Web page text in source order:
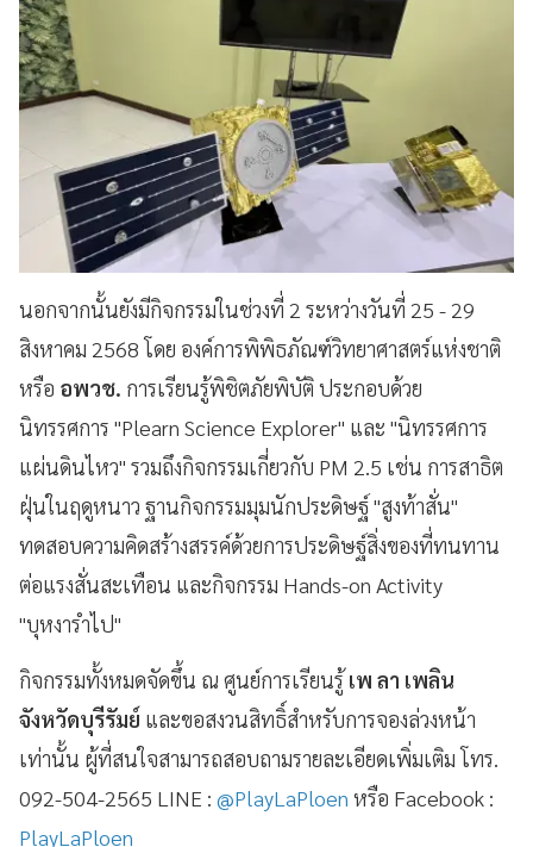
นอกจากนั้นยังมีกิจกรรมในช่วงที่ 2 ระหว่างวันที่ 25 - 29
สิงหาคม 2568 โดย องค์การพิพิธภัณฑ์วิทยาศาสตร์แห่งชาติ
หรือ อพวช. การเรียนรู้พิชิตภัยพิบัติ ประกอบด้วย
นิทรรศการ "Plearn Science Explorer" และ "นิทรรศการ
แผ่นดินไหว" รวมถึงกิจกรรมเกี่ยวกับ PM 2.5 เช่น การสาธิต
ฝุ่นในฤดูหนาว ฐานกิจกรรมมุมนักประดิษฐ์ "สูงท้าสั่น"
ทดสอบความคิดสร้างสรรค์ด้วยการประดิษฐ์สิ่งของที่ทนทาน
ต่อแรงสั่นสะเทือน และกิจกรรม Hands-on Activity
"บุหงารำไป"
กิจกรรมทั้งหมดจัดขึ้น ณ ศูนย์การเรียนรู้เพ ลา เพลิน
จังหวัดบุรีรัมย์ และขอสงวนสิทธิ์สำหรับการจองล่วงหน้า
เท่านั้น ผู้ที่สนใจสามารถสอบถามรายละเอียดเพิ่มเติม โทร.
092-504-2565 LINE : @PlayLaPloen หรือ Facebook :
PlayLaPloen